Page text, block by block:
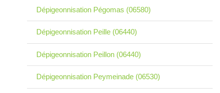
Dépigeonnisation Pégomas (06580)
Dépigeonnisation Peille (06440)
Dépigeonnisation Peillon (06440)
Dépigeonnisation Peymeinade (06530)